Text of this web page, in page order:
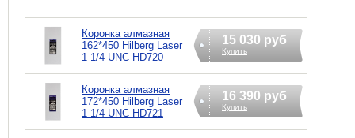
Коронка алмазная
162*450 Hilberg Laser
1 1/4 UNC HD720
15 030 руб
Купить
Коронка алмазная
172*450 Hilberg Laser
1 1/4 UNC HD721
16 390 руб
Купить